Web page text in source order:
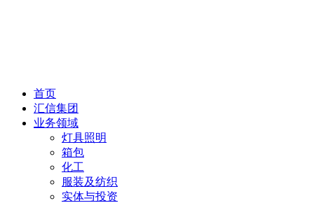
首页
汇信集团
业务领域
灯具照明
箱包
化工
服装及纺织
实体与投资